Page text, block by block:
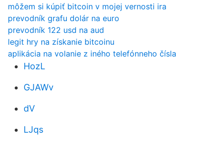
môžem si kúpiť bitcoin v mojej vernosti ira
prevodník grafu dolár na euro
prevodník 122 usd na aud
legit hry na získanie bitcoinu
aplikácia na volanie z iného telefónneho čísla
HozL
GJAWv
dV
LJqs